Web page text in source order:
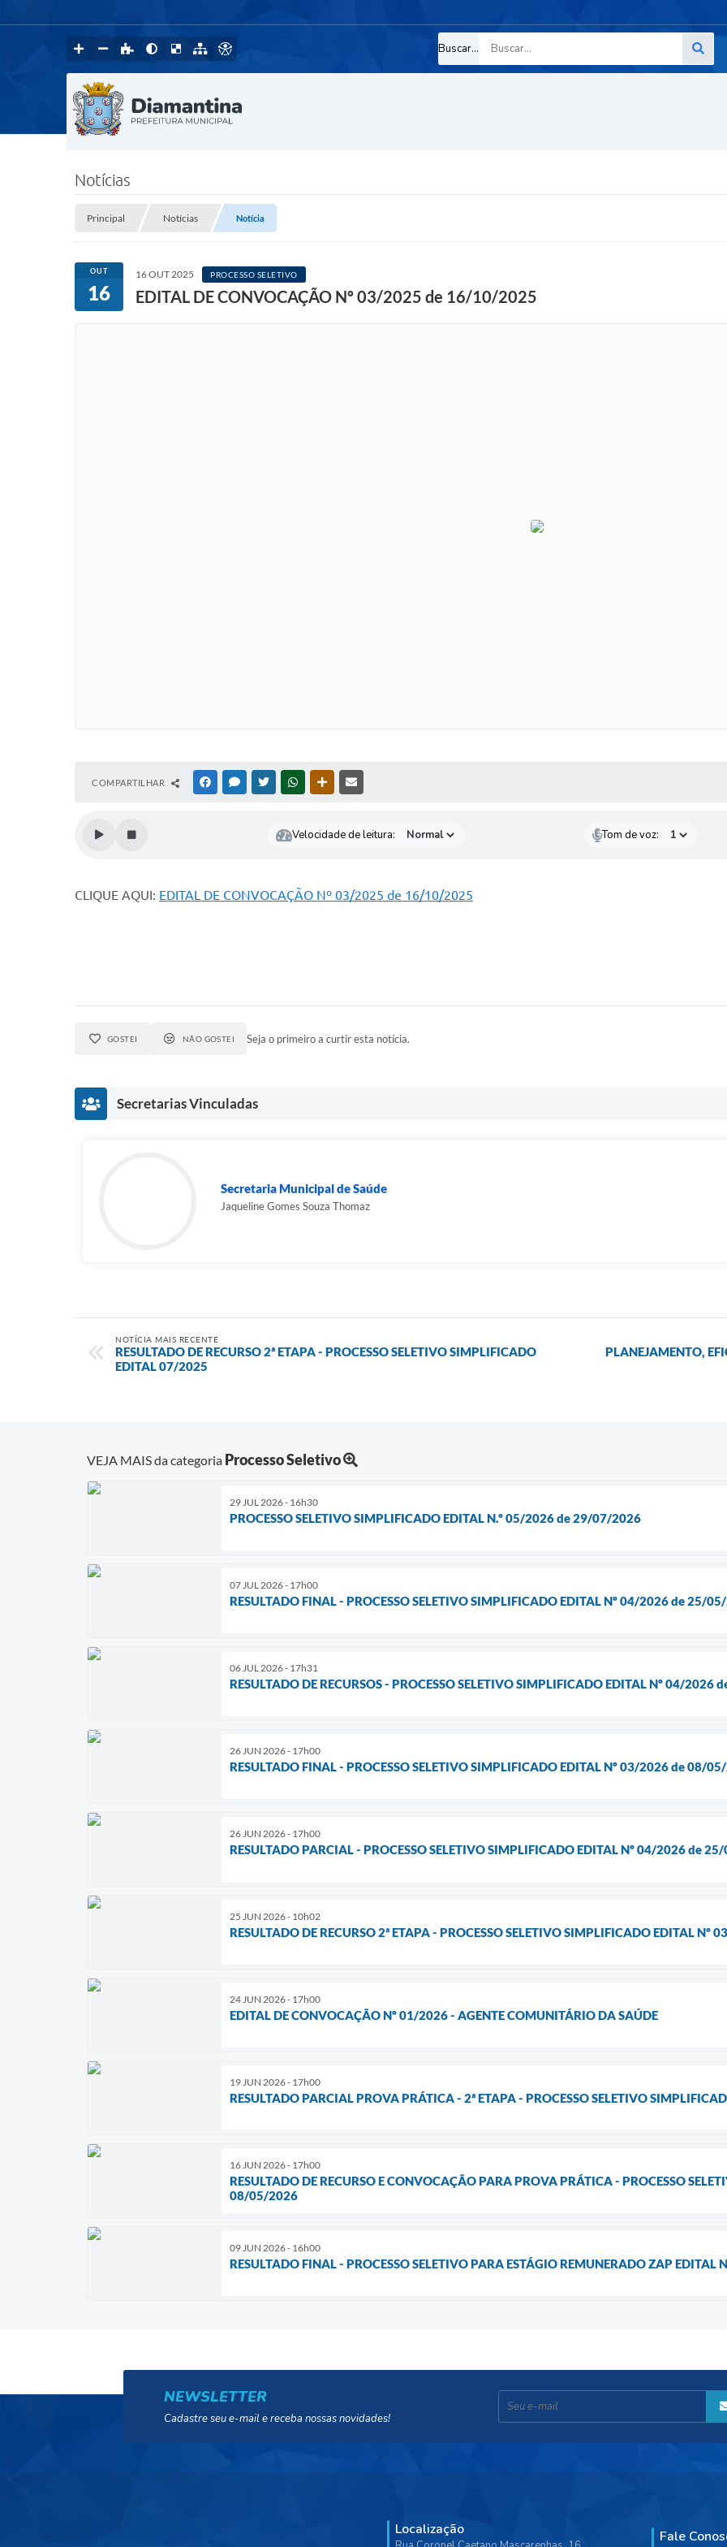
Buscar...
Notícias
Principal Notícias Notícia
OUT
16
16 OUT 2025 PROCESSO SELETIVO
EDITAL DE CONVOCAÇÃO Nº 03/2025 de 16/10/2025
COMPARTILHAR FACEBOOKMESSENGER
TWITTERWHATSAPPOUTRAS MÍDIAS
Velocidade de leitura: Tom de voz:
CLIQUE AQUI: EDITAL DE CONVOCAÇÃO Nº 03/2025 de 16/10/2025
GOSTEI NÃO GOSTEI Seja o primeiro a curtir esta notícia.
Secretarias Vinculadas
Secretaria Municipal de Saúde
Jaqueline Gomes Souza Thomaz
NOTÍCIA MAIS RECENTE
RESULTADO DE RECURSO 2ª ETAPA - PROCESSO SELETIVO SIMPLIFICADO
EDITAL 07/2025
PLANEJAMENTO,
VEJA MAIS da categoria Processo Seletivo
29 JUL 2026 - 16h30
PROCESSO SELETIVO SIMPLIFICADO EDITAL N.º 05/2026 de 29/07/2026
07 JUL 2026 - 17h00
RESULTADO FINAL - PROCESSO SELETIVO SIMPLIFICADO EDITAL Nº 04/2026 de 25/
06 JUL 2026 - 17h31
RESULTADO DE RECURSOS - PROCESSO SELETIVO SIMPLIFICADO EDITAL Nº 04/2026
26 JUN 2026 - 17h00
RESULTADO FINAL - PROCESSO SELETIVO SIMPLIFICADO EDITAL Nº 03/2026 de 08/
26 JUN 2026 - 17h00
RESULTADO PARCIAL - PROCESSO SELETIVO SIMPLIFICADO EDITAL Nº 04/2026 de
25 JUN 2026 - 10h02
RESULTADO DE RECURSO 2ª ETAPA - PROCESSO SELETIVO SIMPLIFICADO EDITAL
24 JUN 2026 - 17h00
EDITAL DE CONVOCAÇÃO Nº 01/2026 - AGENTE COMUNITÁRIO DA SAÚDE
19 JUN 2026 - 17h00
RESULTADO PARCIAL PROVA PRÁTICA - 2ª ETAPA - PROCESSO SELETIVO
16 JUN 2026 - 17h00
RESULTADO DE RECURSO E CONVOCAÇÃO PARA PROVA PRÁTICA - PROCESSO
08/05/2026
09 JUN 2026 - 16h00
RESULTADO FINAL - PROCESSO SELETIVO PARA ESTÁGIO REMUNERADO ZAP
NEWSLETTER
Cadastre seu e-mail e receba nossas novidades!
Localização Fale